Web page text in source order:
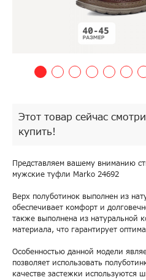
Этот товар сейчас
купить!
Представляем вашему вниманию
мужские туфли Marko 24692
Верх полуботинок выполнен из
обеспечивает комфорт и
также выполнена из натуральной
материала, что гарантирует
Особенностью данной модели
позволяет использовать
качестве застежки используются